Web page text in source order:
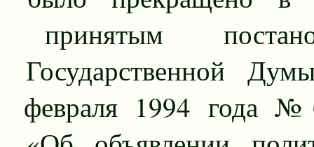
принятым
Государственной
февраля 1994 года